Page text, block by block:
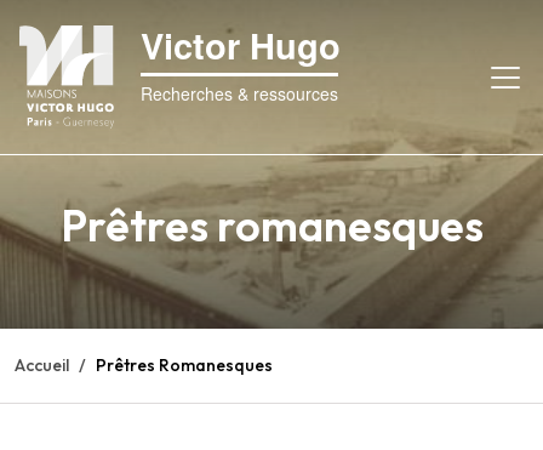
Victor Hugo
Recherches & ressources
Prêtres romanesques
Accueil Prêtres Romanesques